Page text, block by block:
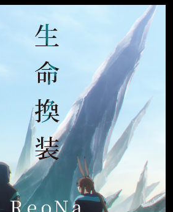
watch?
古石碧珠 Hololive Dreams
watch?
預告實況 08:50 荒咬オウガ
抵達！DOGENGERS環遊之
視聽
watch?v=DRx9VfC